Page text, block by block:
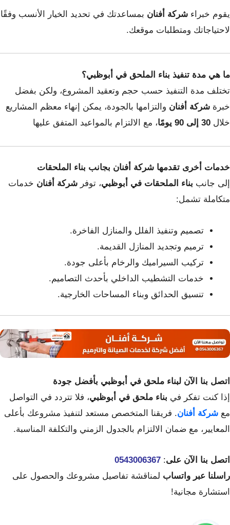
يقوم خبراء شركة أفنان بمساعدتك في تحديد الخيار الأنسب وفقًا
لاحتياجاتك ومتطلبات موقعك.
ما هي مدة تنفيذ بناء الملحق في أبوظبي؟
تختلف مدة التنفيذ حسب حجم وتعقيد المشروع، ولكن بفضل
خبرة شركة أفنان والتزامها بالجودة، يمكن إنهاء معظم المشاريع
خلال 30 إلى 90 يومًا ، مع الالتزام بالمواعيد المتفق عليها
خدمات أخرى تقدمها شركة أفنان بجانب بناء الملحقات
إلى جانب بناء الملحقات في أبوظبي، توفر شركة أفنان خدمات
متكاملة تشمل:
تصميم وتنفيذ الفلل والمنازل الفاخرة.
ترميم وتجديد المنازل القديمة.
تركيب السيراميك والرخام بأعلى جودة.
خدمات التشطيب الداخلي بأحدث التصاميم.
تنسيق الحدائق وبناء المساحات الخارجية.
اتصل بنا الآن لبناء ملحق في أبوظبي بأفضل جودة
إذا كنت تفكر في بناء ملحق في أبوظبي، فلا تتردد في التواصل
مع شركة أفنان. فريقنا المتخصص مستعد لتنفيذ مشروعك بأعلى
المعايير، مع ضمان الالتزام بالجدول الزمني والتكلفة المناسبة.
اتصل بنا الآن على:
راسلنا عبر واتساب لمناقشة تفاصيل مشروعك والحصول على
استشارة مجانية!